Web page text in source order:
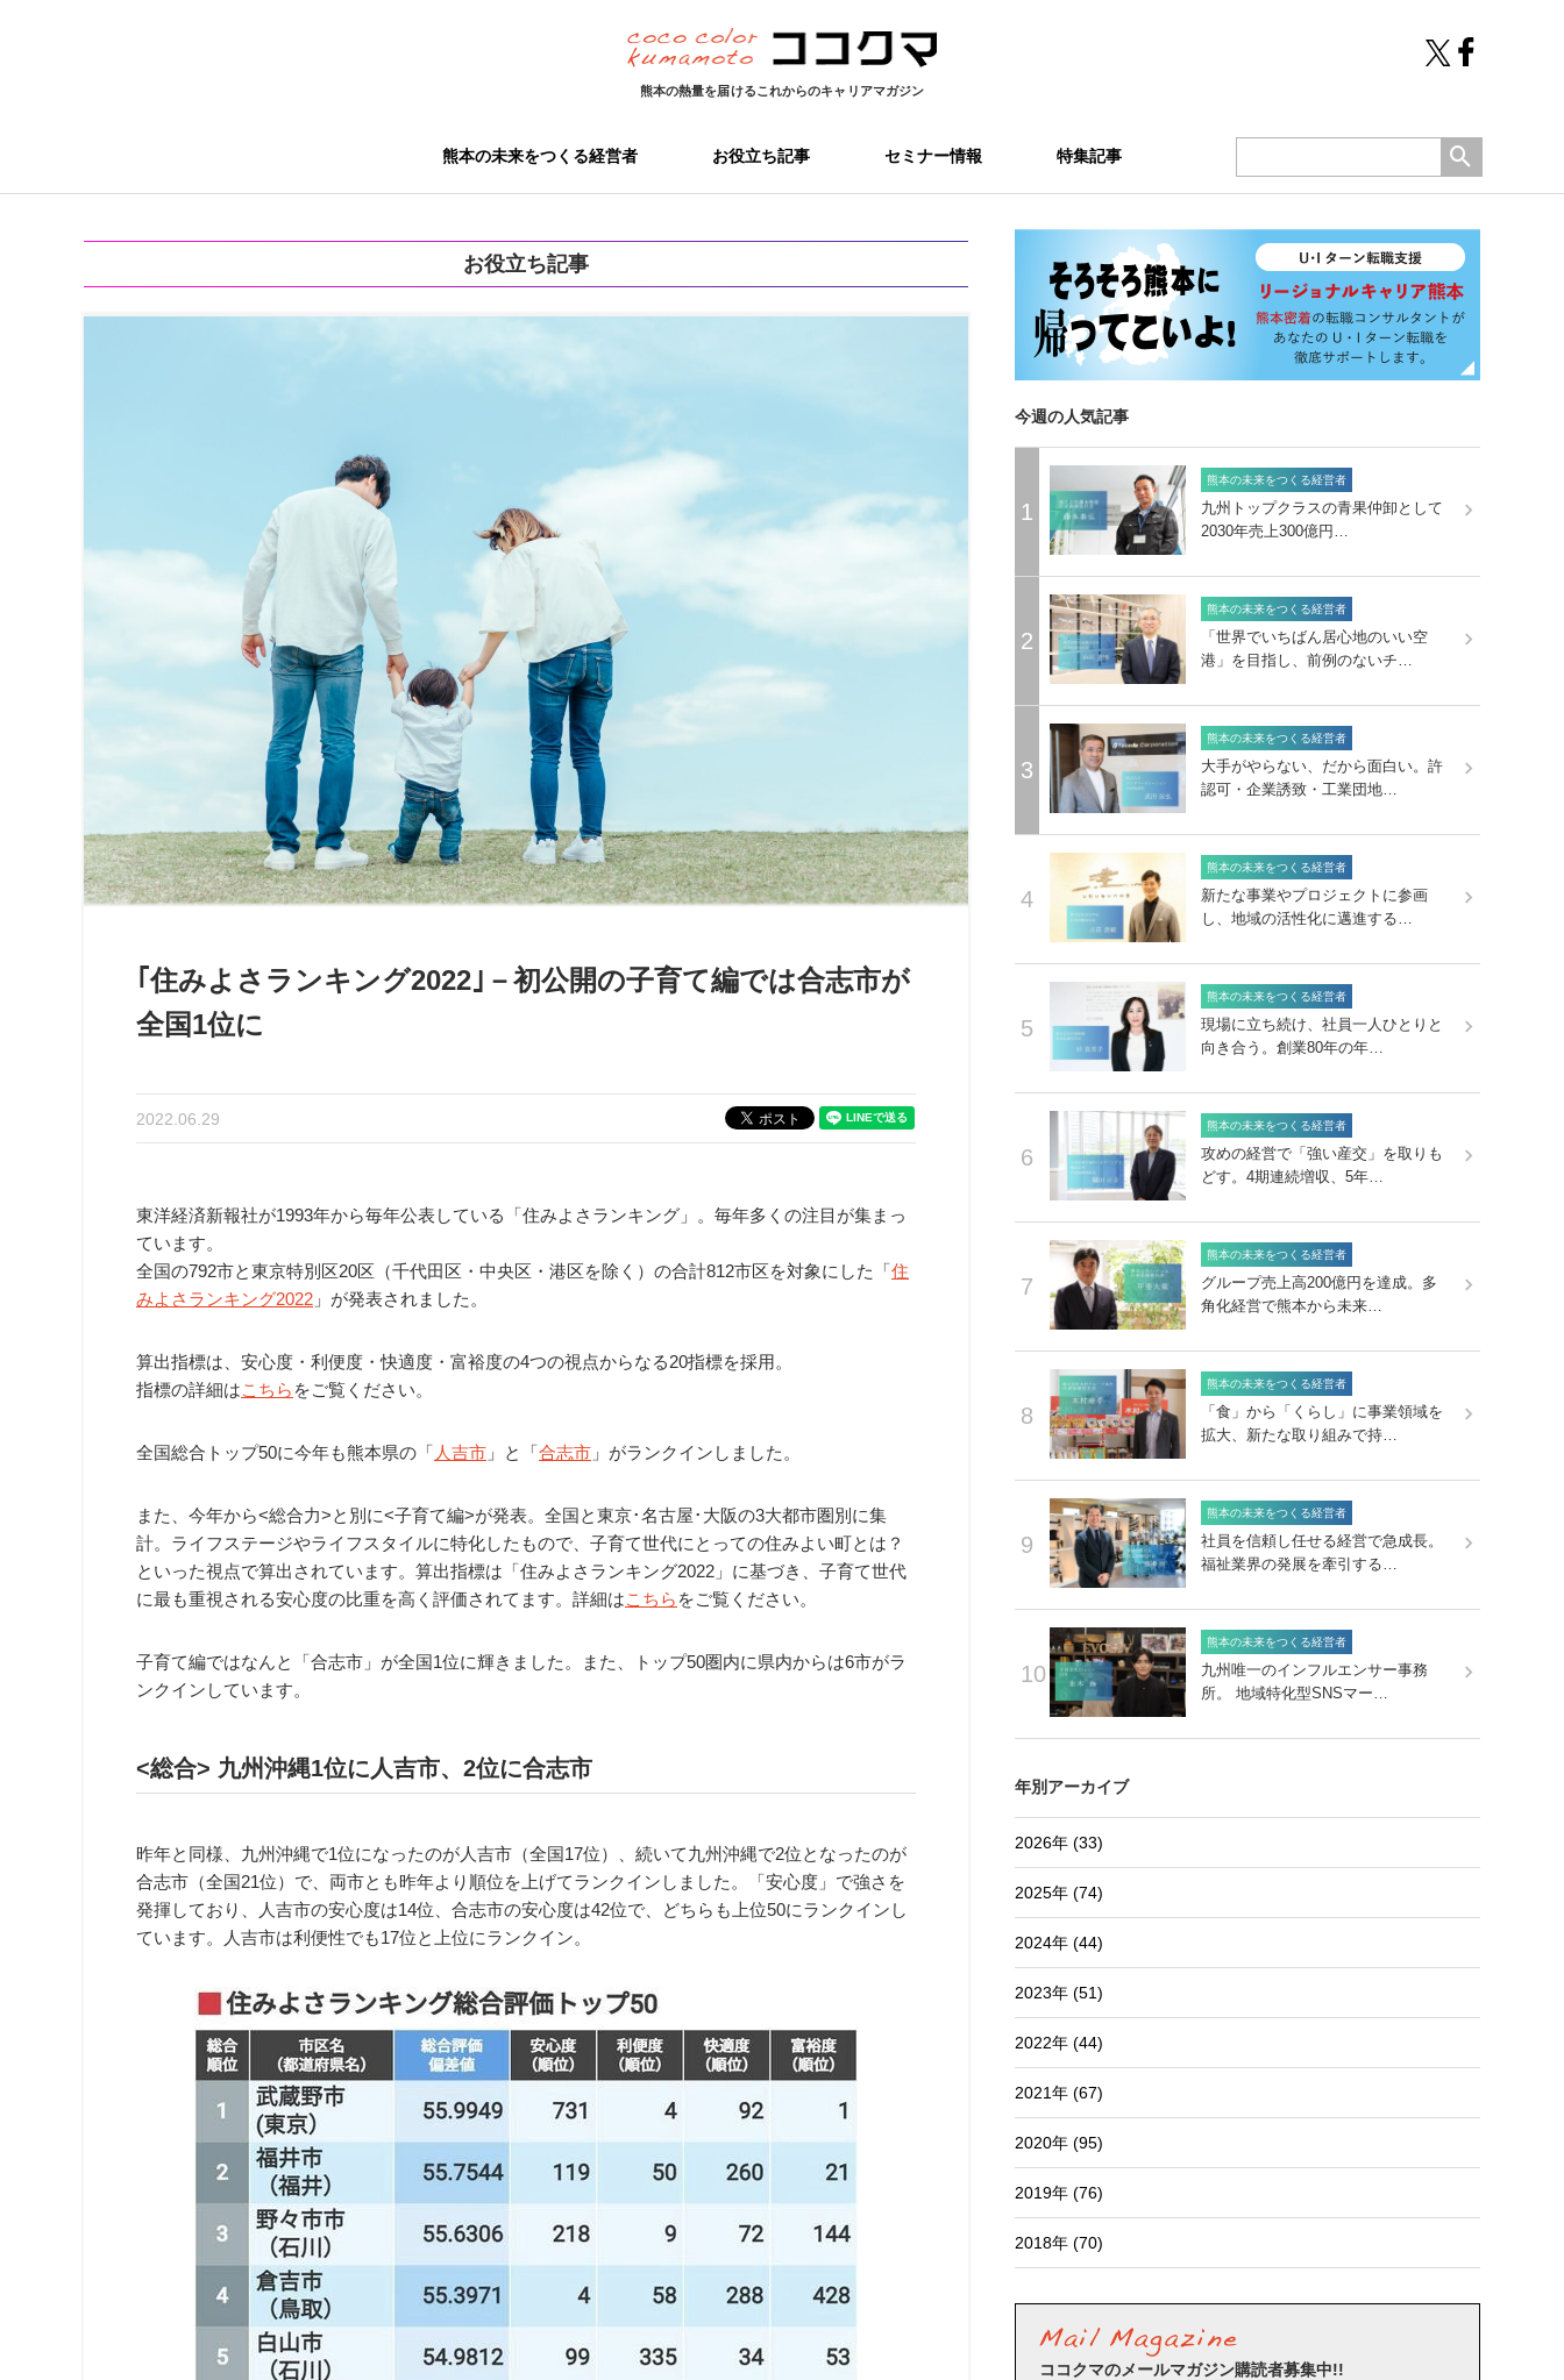
熊本の熱量を届けるこれからのキャリアマガジン
熊本の未来をつくる経営者 お役立ち記事 セミナー情報 特集記事
お役立ち記事
｢住みよさランキング2022｣－初公開の子育て編では合志市が
全国1位に
2022.06.29
東洋経済新報社が1993年から毎年公表している「住みよさランキング」。毎年多くの注目が集まっ
ています。
全国の792市と東京特別区20区（千代田区・中央区・港区を除く）の合計812市区を対象にした「住
みよさランキング2022 」が発表されました。
算出指標は、安心度・利便度・快適度・富裕度の4つの視点からなる20指標を採用。
指標の詳細はこちら をご覧ください。
全国総合トップ50に今年も熊本県の「 人吉市 」と「合志市 」がランクインしました。
また、今年から<総合力>と別に<子育て編>が発表。全国と東京･名古屋･大阪の3大都市圏別に集
計。ライフステージやライフスタイルに特化したもので、子育て世代にとっての住みよい町とは？
といった視点で算出されています。算出指標は「住みよさランキング2022」に基づき、子育て世代
に最も重視される安心度の比重を高く評価されてます。詳細はこちら をご覧ください。
子育て編ではなんと「合志市」が全国1位に輝きました。また、トップ50圏内に県内からは6市がラ
ンクインしています。
<総合> 九州沖縄1位に人吉市、2位に合志市
昨年と同様、九州沖縄で1位になったのが人吉市（全国17位）、続いて九州沖縄で2位となったのが
合志市（全国21位）で、両市とも昨年より順位を上げてランクインしました。「安心度」で強さを
発揮しており、人吉市の安心度は14位、合志市の安心度は42位で、どちらも上位50にランクインし
ています。人吉市は利便性でも17位と上位にランクイン。
今週の人気記事
1
熊本の未来をつくる経営者
九州トップクラスの青果仲卸として
2030年売上300億円…
2
熊本の未来をつくる経営者
「世界でいちばん居心地のいい空
港」を目指し、前例のないチ…
3
熊本の未来をつくる経営者
大手がやらない、だから面白い。許
認可・企業誘致・工業団地…
4
熊本の未来をつくる経営者
新たな事業やプロジェクトに参画
し、地域の活性化に邁進する…
5
熊本の未来をつくる経営者
現場に立ち続け、社員一人ひとりと
向き合う。創業80年の年…
6
熊本の未来をつくる経営者
攻めの経営で「強い産交」を取りも
どす。4期連続増収、5年…
7
熊本の未来をつくる経営者
グループ売上高200億円を達成。多
角化経営で熊本から未来…
8
熊本の未来をつくる経営者
「食」から「くらし」に事業領域を
拡大、新たな取り組みで持…
9
熊本の未来をつくる経営者
社員を信頼し任せる経営で急成長。
福祉業界の発展を牽引する…
10
熊本の未来をつくる経営者
九州唯一のインフルエンサー事務
所。 地域特化型SNSマー…
年別アーカイブ
2026年 (33)
2025年 (74)
2024年 (44)
2023年 (51)
2022年 (44)
2021年 (67)
2020年 (95)
2019年 (76)
2018年 (70)
ココクマのメールマガジン購読者募集中!!